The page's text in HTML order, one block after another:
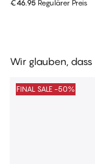
€46.95 Regulärer Preis
Wir glauben,
FINAL SALE -50%